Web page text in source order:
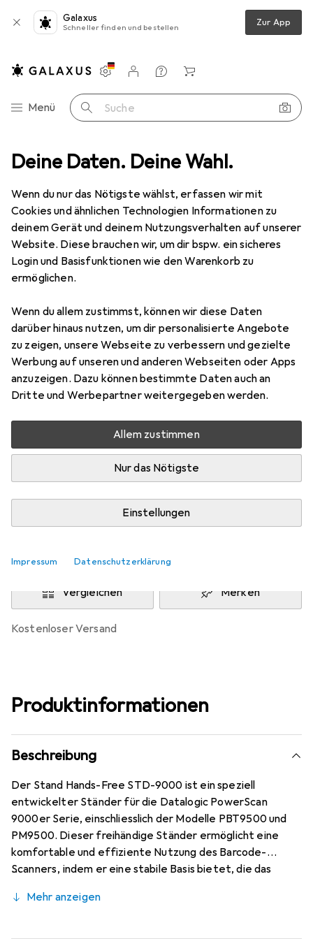
Deine Daten. Deine Wahl.
Wenn du nur das Nötigste wählst, erfassen wir mit
Cookies und ähnlichen Technologien Informationen zu
deinem Gerät und deinem Nutzungsverhalten auf unserer
Website. Diese brauchen wir, um dir bspw. ein sicheres
Login und Basisfunktionen wie den Warenkorb zu
ermöglichen.
Wenn du allem zustimmst, können wir diese Daten
darüber hinaus nutzen, um dir personalisierte Angebote
zu zeigen, unsere Webseite zu verbessern und gezielte
Werbung auf unseren und anderen Webseiten oder Apps
anzuzeigen. Dazu können bestimmte Daten auch an
Dritte und Werbepartner weitergegeben werden.
Allem zustimmen
Nur das Nötigste
Einstellungen
Impressum Datenschutzerklärung
Galaxus
Schneller finden und bestellen Zur App
Navigation nach Kategorien
Menü Suche
Einstellungen
Kundenkonto
Vergleichslisten
Merklisten
Warenkorb
Scanner Zubehör Datalogic STAND HANDS-FREE STD-9000
4 Bilder
DatalogicSTAND HANDS-FREE STD-
9000
Preis in EUR inkl. MwSt.
EUR
31,68
Schneller lieferbar
Angebot fürEUR
55,93
Zwischen Fr, 14.8. und Di, 18.8. geliefert
Lieferort angeben für genaue Lieferzeit
Vergleichen Merken
kostenloser Versand
Produktinformationen
Beschreibung
Der Stand Hands-Free STD-9000 ist ein speziell
entwickelter Ständer für die Datalogic PowerScan
9000er Serie, einschliesslich der Modelle PBT9500 und
PM9500. Dieser freihändige Ständer ermöglicht eine
komfortable und effiziente Nutzung des Barcode-
Scanners, indem er eine stabile Basis bietet, die das
ermöglicht. Der Ständer ist aus robustem Material
Scanners, was die Produktivität in verschiedenen
Mehr anzeigen